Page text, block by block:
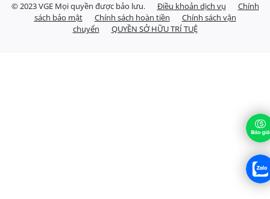
© 2023 VGE Mọi quyền được bảo lưu. Điều khoản dịch vụ
Chính
sách bảo mật
Chính sách hoàn tiền
Chính sách vận
chuyển
QUYỀN SỞ HỮU TRÍ TUỆ